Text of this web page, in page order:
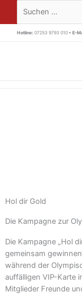
springen
Suchen …
Hotline: 07253 9793 010 • E-
Hol dir Gold
Die Kampagne zur
Die Kampagne „Hol
gemeinsam
während der
auffälligen VIP-Karte
Mitglieder Freunde